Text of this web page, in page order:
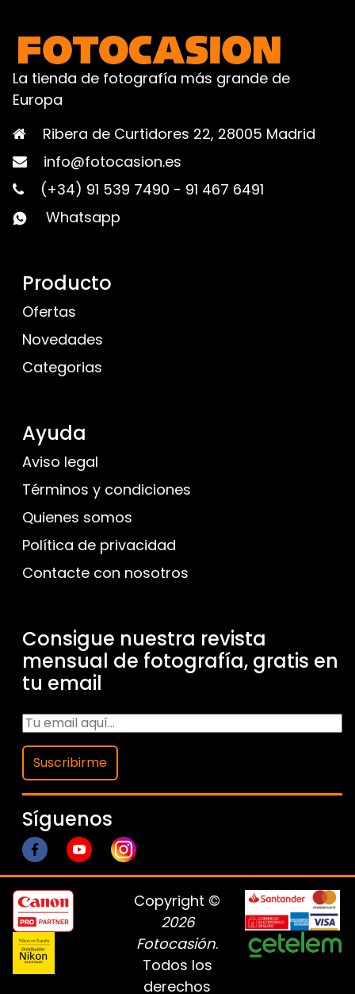
La tienda de fotografía más grande de
Europa
Ribera de Curtidores 22, 28005 Madrid
info@fotocasion.es
(+34) 91 539 7490 - 91 467 6491
Whatsapp
Producto
Ofertas
Novedades
Categorias
Ayuda
Aviso legal
Términos y condiciones
Quienes somos
Política de privacidad
Contacte con nosotros
Consigue nuestra revista
mensual de fotografía, gratis en
tu email
Suscribirme
Síguenos
Copyright ©
2026
Fotocasión.
Todos los
derechos